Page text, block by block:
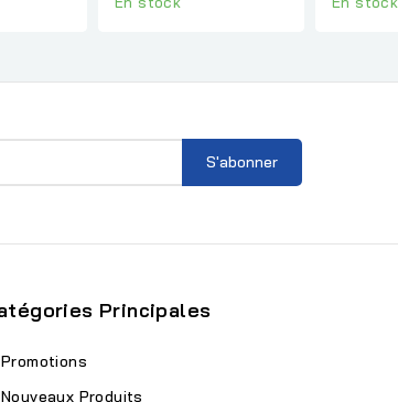
Principales
Promotions
Nouveaux Produits